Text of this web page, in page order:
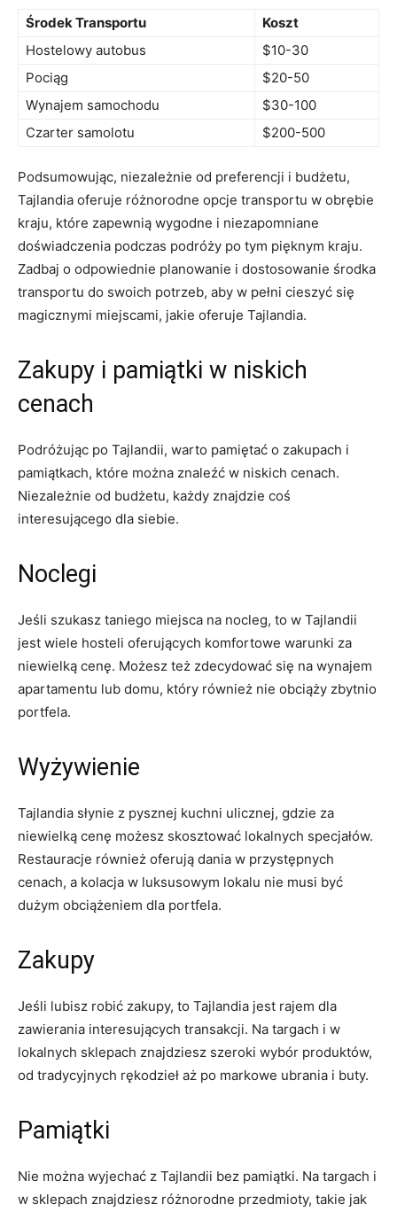
Środek Transportu
Koszt
Hostelowy autobus
$10-30
Pociąg
$20-50
Wynajem samochodu
$30-100
Czarter samolotu
$200-500
Podsumowując, niezależnie od preferencji​ i‌ budżetu,
Tajlandia oferuje różnorodne ​opcje transportu⁣ w obrębie
⁣kraju, które zapewnią wygodne i niezapomniane
doświadczenia podczas ‍podróży po tym pięknym​ kraju.
Zadbaj o odpowiednie planowanie i dostosowanie środka
transportu do swoich potrzeb, aby ⁣w⁣ pełni ​cieszyć się
magicznymi‌ miejscami, jakie oferuje Tajlandia.
Zakupy i pamiątki w niskich
cenach
Podróżując po Tajlandii, warto pamiętać o ‌zakupach i
pamiątkach, które można znaleźć w niskich cenach.
Niezależnie od budżetu, każdy znajdzie coś
interesującego​ dla siebie.
Noclegi
Jeśli‌ szukasz taniego ‌miejsca na nocleg, to w Tajlandii
jest‍ wiele ​hosteli‌ oferujących komfortowe warunki ⁣za
niewielką cenę. Możesz też ⁤zdecydować się​ na wynajem
⁢apartamentu lub domu,⁢ który również ‌nie obciąży zbytnio​
portfela.
Wyżywienie
Tajlandia słynie z pysznej kuchni⁢ ulicznej, gdzie za
niewielką cenę możesz skosztować lokalnych specjałów.
Restauracje również oferują ‌dania w ⁢przystępnych
cenach, a kolacja w luksusowym lokalu nie musi być
dużym‌ obciążeniem dla portfela.
Zakupy
Jeśli ​lubisz robić zakupy, to Tajlandia jest rajem dla⁤
zawierania ⁣interesujących transakcji. Na targach i w⁣
lokalnych⁢ sklepach​ znajdziesz​ szeroki ​wybór produktów,
od ‌tradycyjnych‌ rękodzieł⁢ aż po markowe ubrania i ‍buty.
Pamiątki
Nie można wyjechać z Tajlandii bez pamiątki. Na targach i⁤
w sklepach znajdziesz⁣ różnorodne przedmioty, ⁤takie jak‍